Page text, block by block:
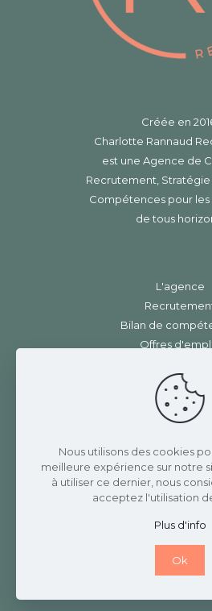
Créée en
Charlotte Rannaud
est une Agence de
Recrutement, Stratégie
Compétences pour
de tous
L'agence
Bilan de
Offres
Mentions légales
Charlotte Rannaud
3 Place de la
42410
07 82 69 17 58
Nous utilisons des cookies
meilleure expérience sur notre
à utiliser ce dernier, nous
acceptez l'utilisation
Plus d'info
Ok